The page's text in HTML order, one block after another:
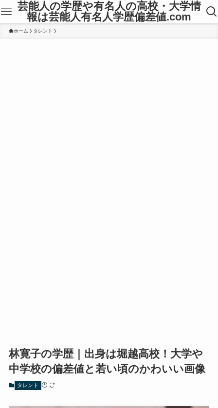
芸能人の学歴や有名人の高校・大学情
報は芸能人有名人学歴偏差値.com
ホーム タレント
林寛子の学歴｜出身は堀越高校！大学や
中学校の偏差値と若い頃のかわいい画像
タレント